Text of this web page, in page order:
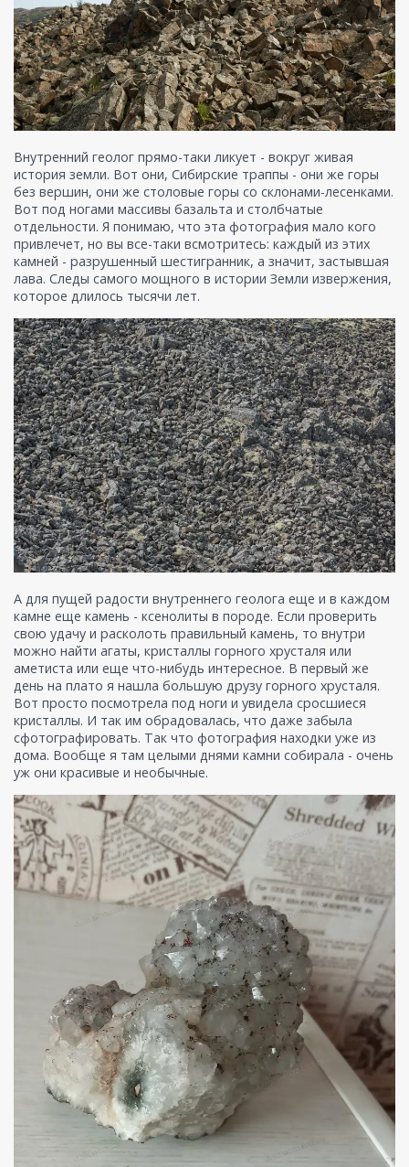
Внутренний геолог прямо-таки ликует - вокруг живая
история земли. Вот они, Сибирские траппы - они же горы
без вершин, они же столовые горы со склонами-лесенками.
Вот под ногами массивы базальта и столбчатые
отдельности. Я понимаю, что эта фотография мало кого
привлечет, но вы все-таки всмотритесь: каждый из этих
камней - разрушенный шестигранник, а значит, застывшая
лава. Следы самого мощного в истории Земли извержения,
которое длилось тысячи лет.
А для пущей радости внутреннего геолога еще и в каждом
камне еще камень - ксенолиты в породе. Если проверить
свою удачу и расколоть правильный камень, то внутри
можно найти агаты, кристаллы горного хрусталя или
аметиста или еще что-нибудь интересное. В первый же
день на плато я нашла большую друзу горного хрусталя.
Вот просто посмотрела под ноги и увидела сросшиеся
кристаллы. И так им обрадовалась, что даже забыла
сфотографировать. Так что фотография находки уже из
дома. Вообще я там целыми днями камни собирала - очень
уж они красивые и необычные.